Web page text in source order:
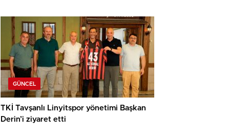
GÜNCEL
TKİ Tavşanlı Linyitspor yönetimi Başkan
Derin’i ziyaret etti